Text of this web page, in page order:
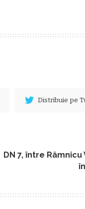
Distribuie pe
DN 7, între